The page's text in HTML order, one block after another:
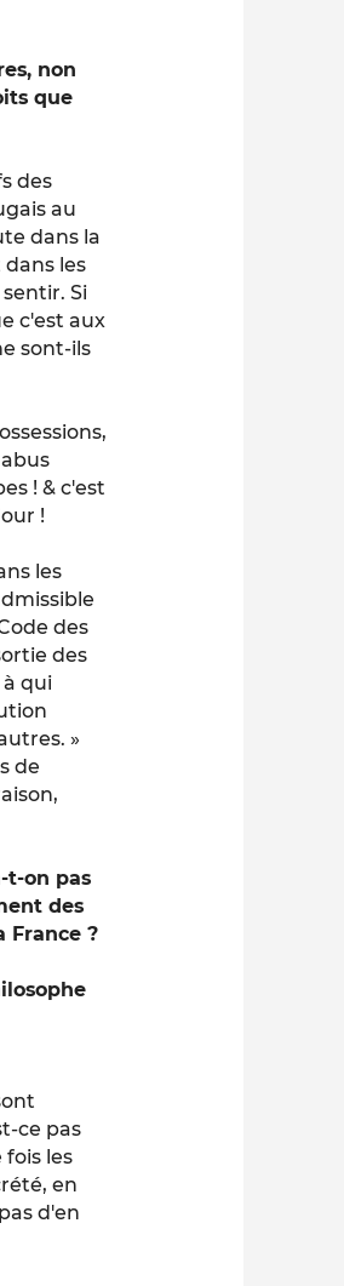
non
que
des
au
dans la
les
Si
c'est aux
sont-ils
! & c'est
!
les
des
des
qui
»
de
t-on pas
des
France ?
ce pas
les
en
d'en